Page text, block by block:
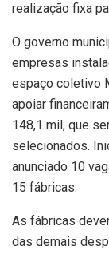
realização fixa
O governo
empresas
espaço coletivo
apoiar
148,1 mil, que
selecionados.
anunciado 10
15 fábricas.
As fábricas
das demais